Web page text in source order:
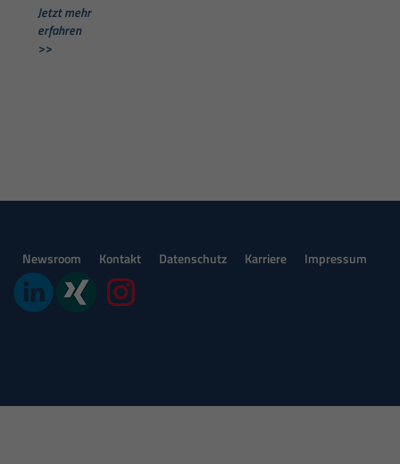
Jetzt mehr
erfahren
>>
Newsroom Kontakt Datenschutz Karriere Impressum